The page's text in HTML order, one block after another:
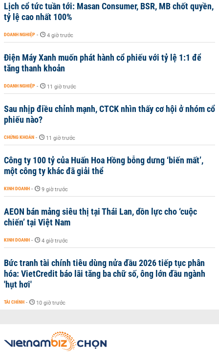
Lịch cổ tức tuần tới: Masan Consumer, BSR, MB chốt quyền,
tỷ lệ cao nhất 100%
DOANH NGHIỆP - 4 giờ trước
Điện Máy Xanh muốn phát hành cổ phiếu với tỷ lệ 1:1 để
tăng thanh khoản
DOANH NGHIỆP - 11 giờ trước
Sau nhịp điều chỉnh mạnh, CTCK nhìn thấy cơ hội ở nhóm cổ
phiếu nào?
CHỨNG KHOÁN - 11 giờ trước
Công ty 100 tỷ của Huấn Hoa Hồng bỗng dưng ‘biến mất’,
một công ty khác đã giải thể
KINH DOANH - 9 giờ trước
AEON bán mảng siêu thị tại Thái Lan, dồn lực cho ‘cuộc
chiến’ tại Việt Nam
KINH DOANH - 4 giờ trước
Bức tranh tài chính tiêu dùng nửa đầu 2026 tiếp tục phân
hóa: VietCredit báo lãi tăng ba chữ số, ông lớn đầu ngành
'hụt hơi'
TÀI CHÍNH - 10 giờ trước